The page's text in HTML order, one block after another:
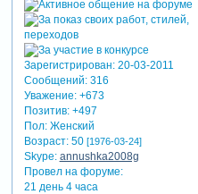
Зарегистрирован: 20-03-2011
Сообщений:316
Уважение: +673
Позитив: +497
Пол:Женский
Возраст:50 [1976-03-24]
Skype: annushka2008g
Провел на форуме:
21 день 4 часа